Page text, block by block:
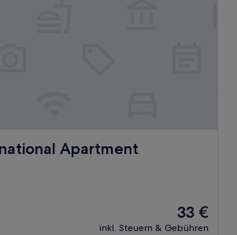
Apartment
Apartment
Der
Preis
33 €
inkl. Steuern & Gebühren